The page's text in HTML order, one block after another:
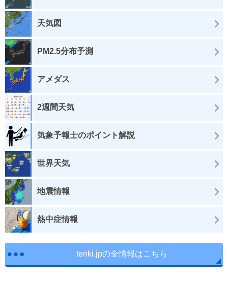
天気図
PM2.5分布予測
アメダス
2週間天気
気象予報士のポイント解説
世界天気
地震情報
熱中症情報
tenki.jpの全情報はこちら